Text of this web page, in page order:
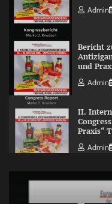
Admin
Bericht
und
Admin
II.
Praxis“
Admin